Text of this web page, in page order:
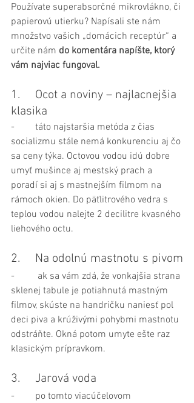
Používate superabsorčné mikrovlákno, či
papierovú utierku? Napísali ste nám
množstvo vašich „domácich receptúr“ a
určite nám do komentára napíšte, ktorý
vám najviac fungoval.
1.	Ocot a noviny – najlacnejšia
klasika
-	táto najstaršia metóda z čias
socializmu stále nemá konkurenciu aj čo
sa ceny týka. Octovou vodou idú dobre
umyť mušince aj mestský prach a
poradí si aj s mastnejším filmom na
rámoch okien. Do päťlitrového vedra s
teplou vodou nalejte 2 decilitre kvasného
liehového octu.
2.	Na odolnú mastnotu s pivom
-	 ak sa vám zdá, že vonkajšia strana
sklenej tabule je potiahnutá mastným
filmov, skúste na handričku naniesť pol
deci piva a krúživými pohybmi mastnotu
odstráňte. Okná potom umyte ešte raz
klasickým prípravkom.
3.	Jarová voda
-	po tomto viacúčelovom